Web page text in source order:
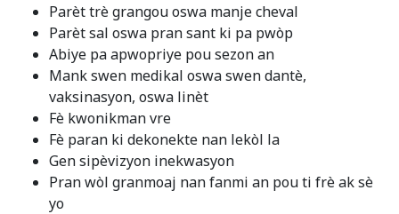
Parèt trè grangou oswa manje cheval
Parèt sal oswa pran sant ki pa pwòp
Abiye pa apwopriye pou sezon an
Mank swen medikal oswa swen dantè,
vaksinasyon, oswa linèt
Fè kwonikman vre
Fè paran ki dekonekte nan lekòl la
Gen sipèvizyon inekwasyon
Pran wòl granmoaj nan fanmi an pou ti frè ak sè
yo